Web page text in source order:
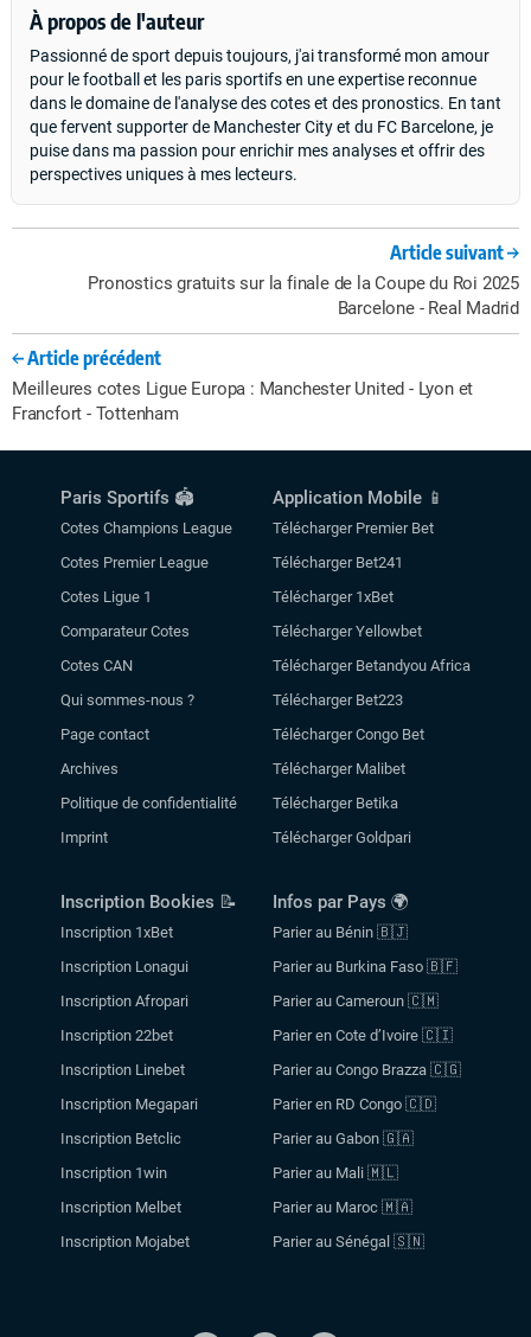
À propos de l'auteur
Passionné de sport depuis toujours, j'ai transformé mon amour
pour le football et les paris sportifs en une expertise reconnue
dans le domaine de l'analyse des cotes et des pronostics. En tant
que fervent supporter de Manchester City et du FC Barcelone, je
puise dans ma passion pour enrichir mes analyses et offrir des
perspectives uniques à mes lecteurs.
Article suivant
Pronostics gratuits sur la finale de la Coupe du Roi 2025
Barcelone - Real Madrid
Article précédent
Meilleures cotes Ligue Europa : Manchester United - Lyon et
Francfort - Tottenham
Paris Sportifs 🏟️
Cotes Champions League
Cotes Premier League
Cotes Ligue 1
Comparateur Cotes
Cotes CAN
Qui sommes-nous ?
Page contact
Archives
Politique de confidentialité
Imprint
Inscription Bookies 📝
Inscription 1xBet
Inscription Lonagui
Inscription Afropari
Inscription 22bet
Inscription Linebet
Inscription Megapari
Inscription Betclic
Inscription 1win
Inscription Melbet
Inscription Mojabet
Application Mobile 📱
Télécharger Premier Bet
Télécharger Bet241
Télécharger 1xBet
Télécharger Yellowbet
Télécharger Betandyou Africa
Télécharger Bet223
Télécharger Congo Bet
Télécharger Malibet
Télécharger Betika
Télécharger Goldpari
Infos par Pays 🌍
Parier au Bénin 🇧🇯
Parier au Burkina Faso 🇧🇫
Parier au Cameroun 🇨🇲
Parier en Cote d’Ivoire 🇨🇮
Parier au Congo Brazza 🇨🇬
Parier en RD Congo 🇨🇩
Parier au Gabon 🇬🇦
Parier au Mali 🇲🇱
Parier au Maroc 🇲🇦
Parier au Sénégal 🇸🇳